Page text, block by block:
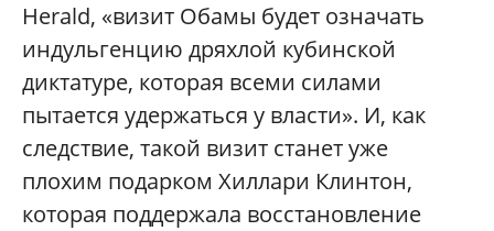
Herald, «визит Обамы будет означать
индульгенцию дряхлой кубинской
диктатуре, которая всеми силами
пытается удержаться у власти». И, как
следствие, такой визит станет уже
плохим подарком Хиллари Клинтон,
которая поддержала восстановление